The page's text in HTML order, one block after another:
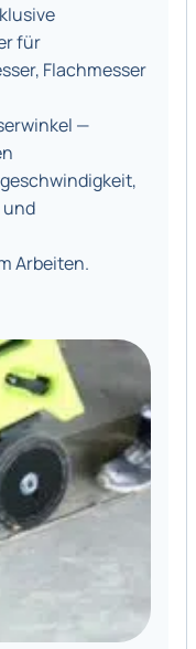
für
Flachmesser
—
und
Arbeiten.